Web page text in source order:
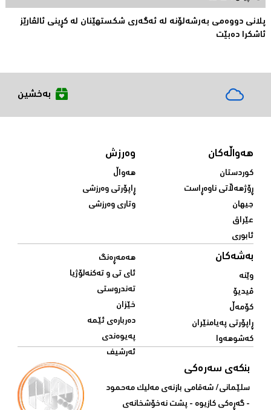
پلانی دووەمی بەرشەلۆنە لە ئەگەری شکستهێنان لە کڕینی ئالڤارێز
ئاشکرا دەبێت
بەخشین
هەواڵەکان
کوردستان
ڕۆژهەڵاتی ناوەڕاست
جیهان
عێراق
ئابوری
وەرزش
هەواڵ
ڕاپۆرتی وەرزشی
وتاری وەرزشی
بەشەکان
وێنە
ڤیدیۆ
کۆمەڵ
ڕاپۆرتی پەیامنێران
کەشوهەوا
هەمەڕەنگ
ئای تی و تەکنەلۆژیا
تەندروستی
خێزان
دەربارەی ئێمە
پەیوەندی
ئەرشیف
بنکەی سەرەکی
سلێمانی/ شه‌قامی بازنه‌ی مه‌لیک مه‌حمود
- گه‌ڕه‌کی کازیوه‌ - پشت نه‌خۆشخانه‌ی‌